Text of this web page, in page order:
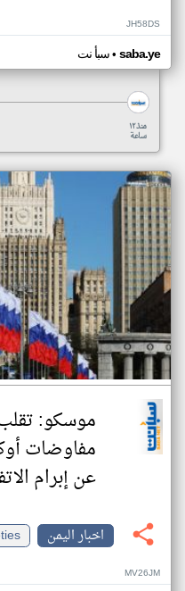
JH58DS
سبأ نت• saba.ye
منذ ١٢
ساعة
موسكو:
مفاوضات
عن إبرام
اخبار اليمن
MV26JM